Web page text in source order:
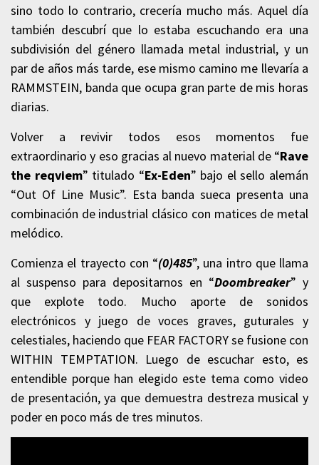
sino todo lo contrario, crecería mucho más. Aquel día
también descubrí que lo estaba escuchando era una
subdivisión del género llamada metal industrial, y un
par de años más tarde, ese mismo camino me llevaría a
RAMMSTEIN, banda que ocupa gran parte de mis horas
diarias.
Volver a revivir todos esos momentos fue
extraordinario y eso gracias al nuevo material de “Rave
the reqviem” titulado “Ex-Eden” bajo el sello alemán
“Out Of Line Music”. Esta banda sueca presenta una
combinación de industrial clásico con matices de metal
melódico.
Comienza el trayecto con “(0)485”, una intro que llama
al suspenso para depositarnos en “Doombreaker” y
que explote todo. Mucho aporte de sonidos
electrónicos y juego de voces graves, guturales y
celestiales, haciendo que FEAR FACTORY se fusione con
WITHIN TEMPTATION. Luego de escuchar esto, es
entendible porque han elegido este tema como video
de presentación, ya que demuestra destreza musical y
poder en poco más de tres minutos.